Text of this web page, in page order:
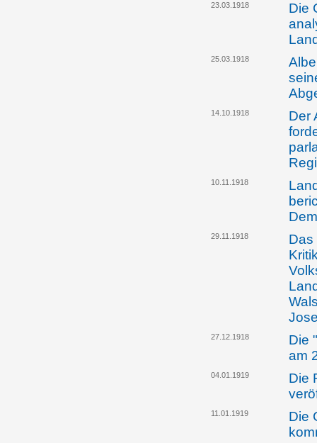
23.03.1918
Die
25.03.1918
14.10.1918
Der
10.11.1918
29.11.1918
Das
27.12.1918
Die
am
04.01.1919
Die
11.01.1919
Die